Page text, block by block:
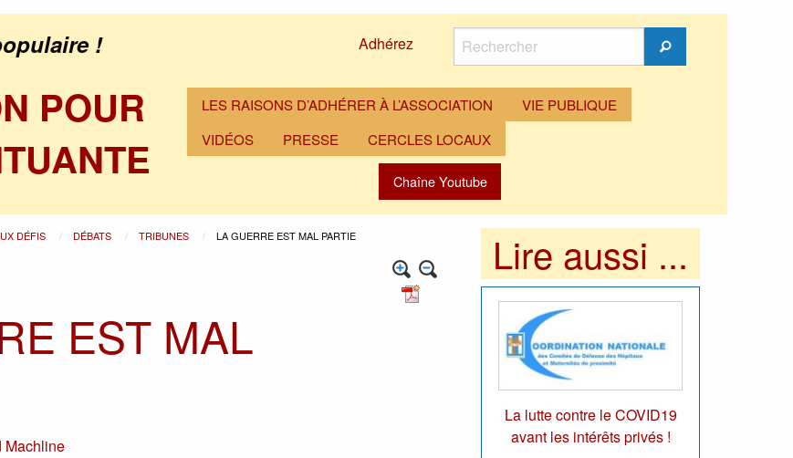
! Adhérez
Rechercher
Rechercher
POUR
LES RAISONS D’ADHÉRER À L’ASSOCIATION
VIE PUBLIQUE
VIDÉOS
PRESSE CERCLES LOCAUX
Chaîne Youtube
DÉFIS DÉBATS TRIBUNES LA GUERRE EST MAL PARTIE
EST MAL
Machline
Lire aussi ...
La lutte contre le COVID19
avant les intérêts privés !